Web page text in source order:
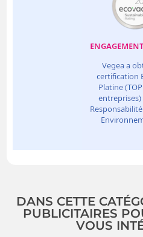
DANS CETTE
PUBLICITAIRES
VOUS